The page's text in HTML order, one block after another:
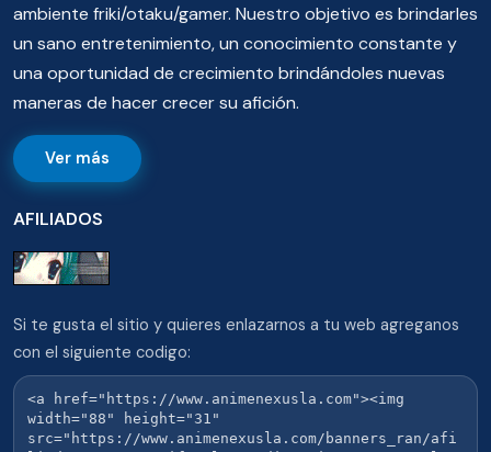
ambiente friki/otaku/gamer. Nuestro objetivo es brindarles
un sano entretenimiento, un conocimiento constante y
una oportunidad de crecimiento brindándoles nuevas
maneras de hacer crecer su afición.
Ver más
AFILIADOS
Si te gusta el sitio y quieres enlazarnos a tu web agreganos
con el siguiente codigo: